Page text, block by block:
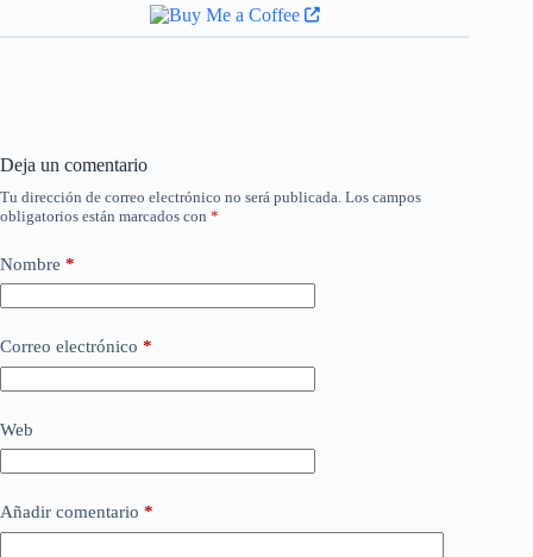
Deja un comentario
Tu dirección de correo electrónico no será publicada. Los campos
obligatorios están marcados con *
Nombre *
Correo electrónico *
Web
Añadir comentario *